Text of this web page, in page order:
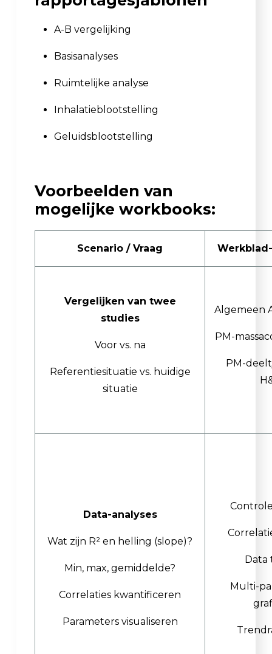
A-B vergelijking
Basisanalyses
Ruimtelijke analyse
Inhalatieblootstelling
Geluidsblootstelling
Voorbeelden van
mogelijke workbooks:
Scenario / Vraag
Vergelijken van twee
studies
Voor vs. na
Referentiesituatie vs. huidige
situatie
Algemeen
PM-
PM-
Data-analyses
Wat zijn R² en helling (slope)?
Min, max, gemiddelde?
Correlaties kwantificeren
Parameters visualiseren
Data
Multi-